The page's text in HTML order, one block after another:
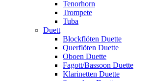
Tenorhorn
Trompete
Tuba
Duett
Blockflöten Duette
Querflöten Duette
Oboen Duette
Fagott/Bassoon Duette
Klarinetten Duette